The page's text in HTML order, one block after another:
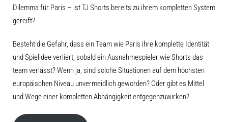
Dilemma für Paris – ist TJ Shorts bereits zu ihrem kompletten System
gereift?
Besteht die Gefahr, dass ein Team wie Paris ihre komplette Identität
und Spielidee verliert, sobald ein Ausnahmespieler wie Shorts das
team verlässt? Wenn ja, sind solche Situationen auf dem höchsten
europäischen Niveau unvermeidlich geworden? Oder gibt es Mittel
und Wege einer kompletten Abhängigkeit entgegenzuwirken?